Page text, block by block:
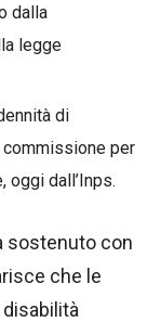
dalla
legge
di
per
oggi dall’Inps.
sostenuto con
che le